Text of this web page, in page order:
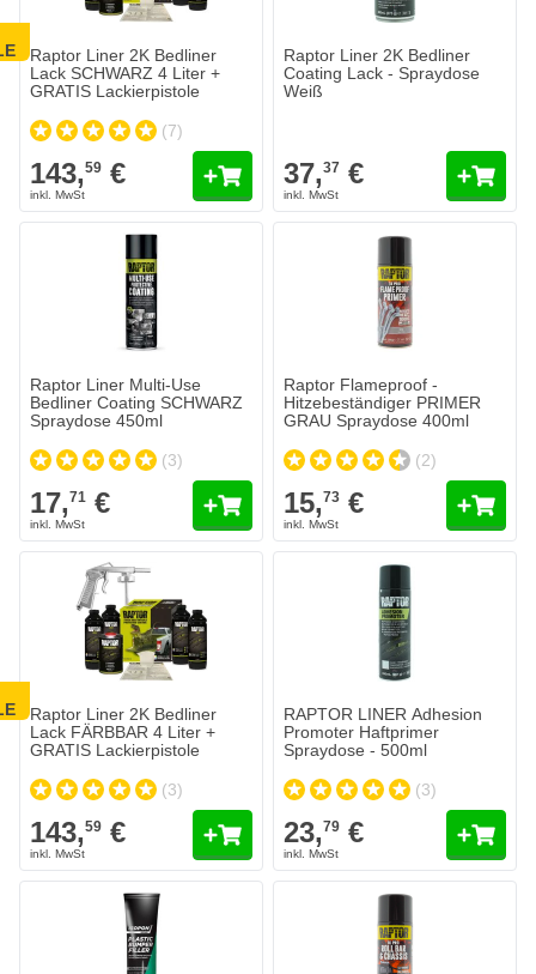
Raptor Liner 2K Bedliner
Lack SCHWARZ 4 Liter +
GRATIS Lackierpistole
(7)
143,59 €
Raptor Liner 2K Bedliner
Coating Lack - Spraydose
Weiß
37,37 €
Raptor Liner Multi-Use
Bedliner Coating SCHWARZ
Spraydose 450ml
(3)
17,71 €
Raptor Flameproof -
Hitzebeständiger PRIMER
GRAU Spraydose 400ml
(2)
15,73 €
Raptor Liner 2K Bedliner
Lack FÄRBBAR 4 Liter +
GRATIS Lackierpistole
(3)
143,59 €
RAPTOR LINER Adhesion
Promoter Haftprimer
Spraydose - 500ml
(3)
23,79 €